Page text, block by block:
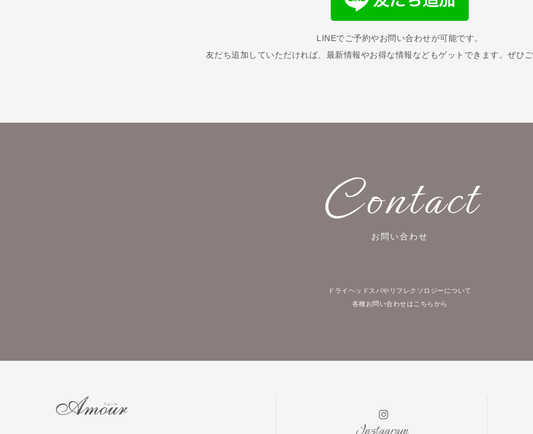
LINEでご予約やお問い合わせが可能です。
友だち追加していただければ、最新情報やお得な情報などもゲットできます。ぜひご
Contact
お問い合わせ
ドライヘッドスパやリフレクソロジーについて
各種お問い合わせはこちらから